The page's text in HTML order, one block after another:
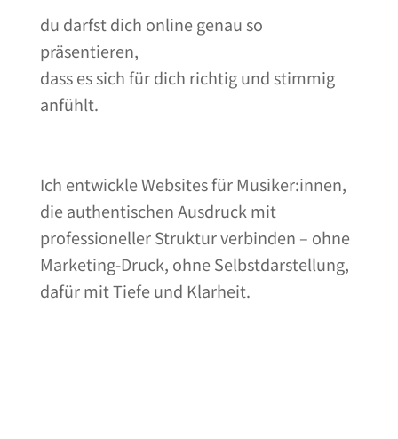
du darfst dich online genau so
präsentieren,
dass es sich für dich richtig und stimmig
anfühlt.
Ich entwickle Websites für Musiker:innen,
die authentischen Ausdruck mit
professioneller Struktur verbinden – ohne
Marketing-Druck, ohne Selbstdarstellung,
dafür mit Tiefe und Klarheit.